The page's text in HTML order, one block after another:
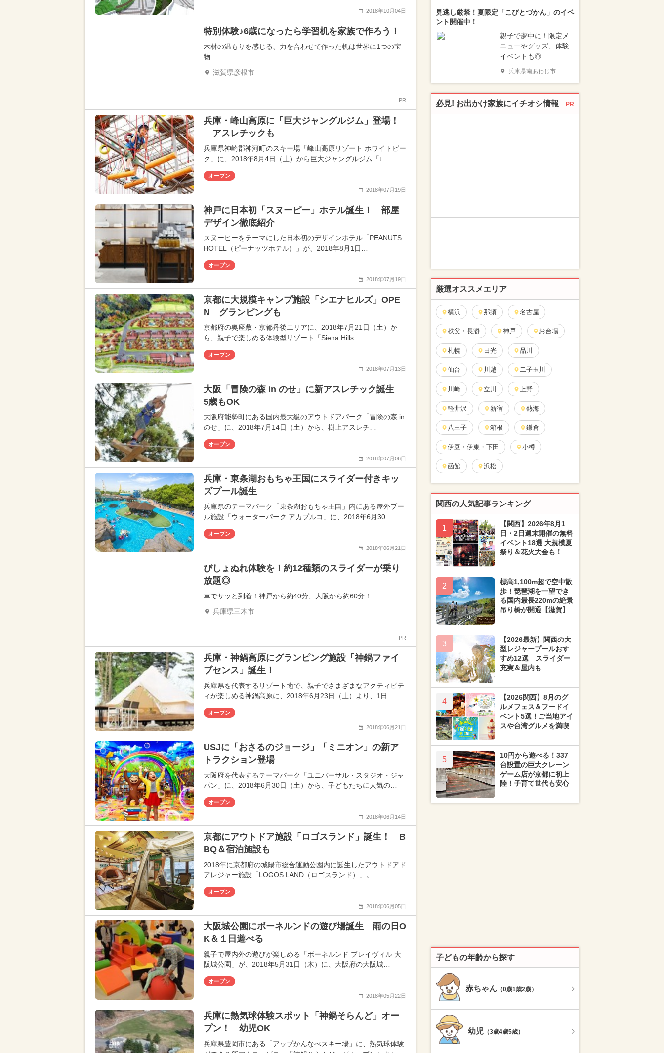
2018年10月04日
特別体験♪6歳になったら学習机を家族で作ろう！
木材の温もりを感じる、力を合わせて作った机は世界に1つの宝
物
滋賀県彦根市
PR
兵庫・峰山高原に「巨大ジャングルジム」登場！
アスレチックも
兵庫県神崎郡神河町のスキー場「峰山高原リゾート ホワイトピー
ク」に、2018年8月4日（土）から巨大ジャングルジム「t…
オープン
2018年07月19日
神戸に日本初「スヌーピー」ホテル誕生！ 部屋
デザイン徹底紹介
スヌーピーをテーマにした日本初のデザインホテル「PEANUTS
HOTEL（ピーナッツホテル）」が、2018年8月1日…
オープン
2018年07月19日
京都に大規模キャンプ施設「シエナヒルズ」OPE
N グランピングも
京都府の奥座敷・京都丹後エリアに、2018年7月21日（土）か
ら、親子で楽しめる体験型リゾート「Siena Hills…
オープン
2018年07月13日
大阪「冒険の森 in のせ」に新アスレチック誕生
5歳もOK
大阪府能勢町にある国内最大級のアウトドアパーク「冒険の森 in
のせ」に、2018年7月14日（土）から、樹上アスレチ…
オープン
2018年07月06日
兵庫・東条湖おもちゃ王国にスライダー付きキッ
ズプール誕生
兵庫県のテーマパーク「東条湖おもちゃ王国」内にある屋外プー
ル施設「ウォーターパーク アカプルコ」に、2018年6月30…
オープン
2018年06月21日
びしょぬれ体験を！約12種類のスライダーが乗り
放題◎
車でサッと到着！神戸から約40分、大阪から約60分！
兵庫県三木市
PR
兵庫・神鍋高原にグランピング施設「神鍋ファイ
ブセンス」誕生！
兵庫県を代表するリゾート地で、親子でさまざまなアクティビテ
ィが楽しめる神鍋高原に、2018年6月23日（土）より、1日…
オープン
2018年06月21日
USJに「おさるのジョージ」「ミニオン」の新ア
トラクション登場
大阪府を代表するテーマパーク「ユニバーサル・スタジオ・ジャ
パン」に、2018年6月30日（土）から、子どもたちに人気の…
オープン
2018年06月14日
京都にアウトドア施設「ロゴスランド」誕生！ B
BQ＆宿泊施設も
2018年に京都府の城陽市総合運動公園内に誕生したアウトドアド
アレジャー施設「LOGOS LAND（ロゴスランド）」。…
オープン
2018年06月05日
大阪城公園にボーネルンドの遊び場誕生 雨の日O
K＆１日遊べる
親子で屋内外の遊びが楽しめる「ボーネルンド プレイヴィル 大
阪城公園」が、2018年5月31日（木）に、大阪府の大阪城…
オープン
2018年05月22日
兵庫に熱気球体験スポット「神鍋そらんど」オー
プン！ 幼児OK
兵庫県豊岡市にある「アップかんなべスキー場」に、熱気球体験
見逃し厳禁！夏限定「こびとづかん」のイベ
ント開催中！
親子で夢中に！限定メ
ニューやグッズ、体験
イベントも◎
兵庫県南あわじ市
必見! お出かけ家族にイチオシ情報 PR
厳選オススメエリア
横浜 那須 名古屋
秩父・長瀞 神戸 お台場
札幌 日光 品川
仙台 川越 二子玉川
川崎 立川 上野
軽井沢 新宿 熱海
八王子 箱根 鎌倉
伊豆・伊東・下田 小樽
函館 浜松
関西の人気記事ランキング
1
【関西】2026年8月1
日・2日週末開催の無料
イベント18選 大規模夏
祭り＆花火大会も！
2
標高1,100m超で空中散
歩！琵琶湖を一望でき
る国内最長220mの絶景
吊り橋が開通【滋賀】
3
【2026最新】関西の大
型レジャープールおす
すめ12選 スライダー
充実＆屋内も
4
【2026関西】8月のグ
ルメフェス＆フードイ
ベント5選！ご当地アイ
スや台湾グルメを満喫
5
10円から遊べる！337
台設置の巨大クレーン
ゲーム店が京都に初上
陸！子育て世代も安心
子どもの年齢から探す
赤ちゃん （0歳1歳2歳）
幼児 （3歳4歳5歳）